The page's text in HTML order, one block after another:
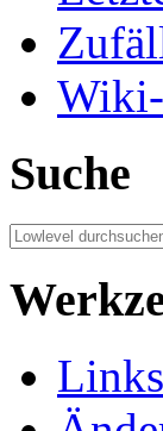
Suche